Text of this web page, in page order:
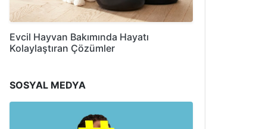
Evcil Hayvan Bakımında Hayatı
Kolaylaştıran Çözümler
SOSYAL MEDYA